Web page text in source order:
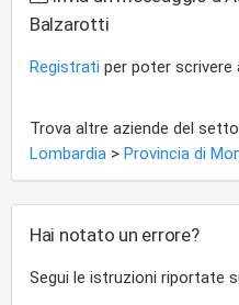
Balzarotti
Registrati per poter scrivere
Trova altre aziende del
Lombardia > Provincia di
Hai notato un errore?
Segui le istruzioni riportate